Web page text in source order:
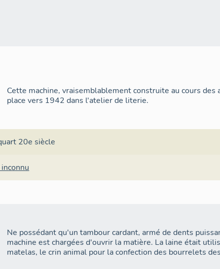
Cette machine, vraisemblablement construite au cours des
place vers 1942 dans l'atelier de literie.
20e siècle
Ne possédant qu'un tambour cardant, armé de dents
machine est chargées d'ouvrir la matière. La laine était
matelas, le crin animal pour la confection des bourrelets